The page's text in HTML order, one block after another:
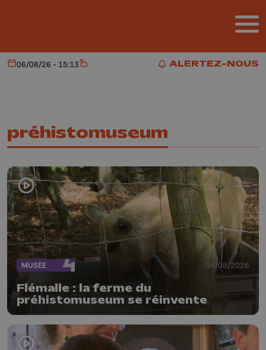
ALERTEZ-NOUS
ALERTEZ-NOUS
Aujourd'hui
06/08/26 - 15:13 Météo
préhistomuseum
MUSÉE 04/08/2026
Flémalle : la ferme du
préhistomuseum se réinvente